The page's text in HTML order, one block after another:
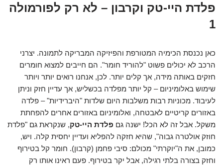
פלדת היי-טק וקרבון – לא רק לפורמולה
1
כאן נכנסת הכימיה המטורפת והפיזיקה המבריקה לתמונה. יצרני
הרכב לא יכולים פשוט "להוריד חומר". הם חייבים למצוא חומרים
חזקים באותה מידה, אך קלים יותר. לכן, אנחנו רואים יותר ויותר
שימוש באלומיניום – קל יותר מפלדה בכשליש, אך עדיין חזק וניתן
לעיבוד. מכוניות רבות משלבות היום שלדות "היברידיות" – פלדה
באזורים קריטיים לאבטחה, ואלומיניום באזורים אחרים להפחתת
משקל. אבל זה לא הכל! ישנה גם פלדת היי-טק, שנקראת גם "פלדת
חוזק אולטרה גבוה", שהיא חזקה להפליא ועדיין יחסית קלה. ויש,
כמובן, את ה"יוקרתי" מכולם: סיבי פחמן (קרבון). חומר קל בטירוף
וחזק בצורה בלתי רגילה, אבל יקר בטירוף. פעם ראינו אותו רק